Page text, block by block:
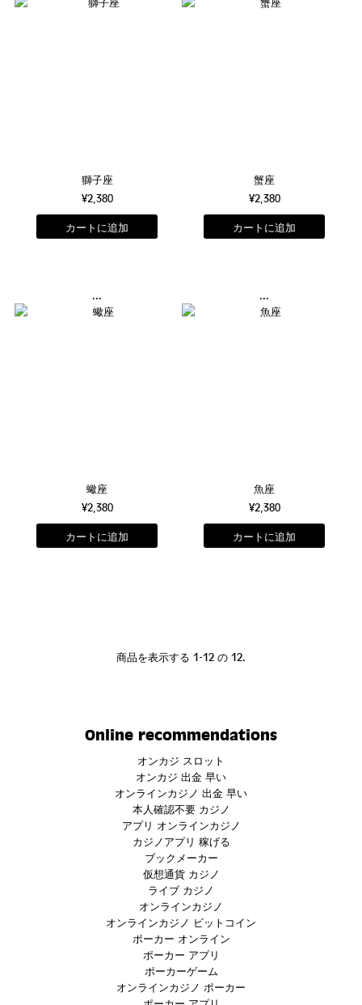
獅子座
¥2,380
蟹座
¥2,380
...
蠍座
¥2,380
...
魚座
¥2,380
商品を表示する 1-12 の 12.
Online recommendations
オンカジ スロット
オンカジ 出金 早い
オンラインカジノ 出金 早い
本人確認不要 カジノ
アプリ オンラインカジノ
カジノアプリ 稼げる
ブックメーカー
仮想通貨 カジノ
ライブ カジノ
オンラインカジノ
オンラインカジノ ビットコイン
ポーカー オンライン
ポーカー アプリ
ポーカーゲーム
オンラインカジノ ポーカー